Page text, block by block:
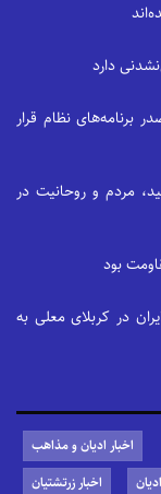
دارد
برنامه‌های نظام قرار
مردم و روحانیت در
بود
در کربلای معلی به
اخبار ادیان و مذاهب
اخبار زرتشتیان